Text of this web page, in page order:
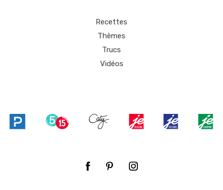
Recettes
Thèmes
Trucs
Vidéos